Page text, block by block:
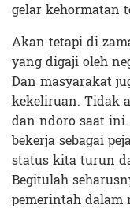
gelar kehormatan
Akan tetapi di
yang digaji oleh
Dan masyarakat
kekeliruan. Tidak
dan ndoro saat
bekerja sebagai
status kita turun
Begitulah
pemerintah dalam